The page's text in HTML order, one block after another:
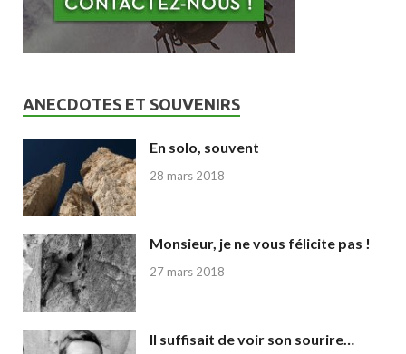
ANECDOTES ET SOUVENIRS
En solo, souvent
28 mars 2018
Monsieur, je ne vous félicite pas !
27 mars 2018
Il suffisait de voir son sourire…